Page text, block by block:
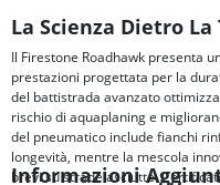
La Scienza Dietro La
Il Firestone Roadhawk presenta
prestazioni progettata per la
del battistrada avanzato
rischio di aquaplaning e
del pneumatico include fianchi
longevità, mentre la mescola
brevi su strade asciutte.
Informazioni